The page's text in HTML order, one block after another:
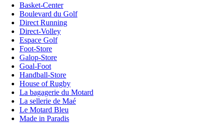
Basket-Center
Boulevard du Golf
Direct Running
Direct-Volley
Espace Golf
Foot-Store
Galop-Store
Goal-Foot
Handball-Store
House of Rugby
La bagagerie du Motard
La sellerie de Maé
Le Motard Bleu
Made in Paradis